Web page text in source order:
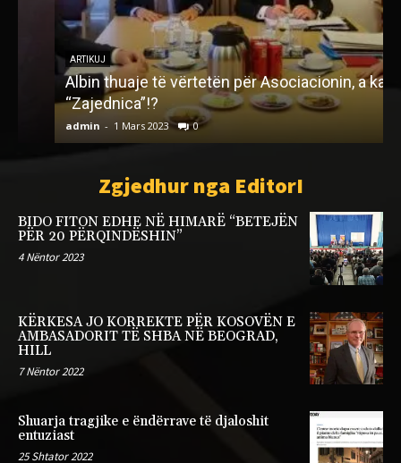
ARTIKUJ
Albin thuaje të vërtetën për Asociacionin, a kaloi
“Zajednica”!?
- 1 Mars 2023 0
Zgjedhur nga EditorI
BIDO FITON EDHE NË HIMARË “BETEJËN
PËR 20 PËRQINDËSHIN”
4 Nëntor 2023
KËRKESA JO KORREKTE PËR KOSOVËN E
AMBASADORIT TË SHBA NË BEOGRAD,
HILL
7 Nëntor 2022
Shuarja tragjike e ëndërrave të djaloshit
entuziast
25 Shtator 2022